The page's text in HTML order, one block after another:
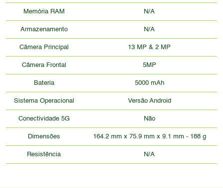
Memória RAM N/A
Armazenamento N/A
Câmera Principal 13 MP & 2 MP
Câmera Frontal 5MP
Bateria 5000 mAh
Sistema Operacional Versão Android
Conectividade 5G Não
Dimensões 164.2 mm x 75.9 mm x 9.1 mm - 188 g
Resistência N/A